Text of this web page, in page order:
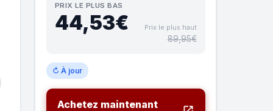
PRIX LE PLUS BAS
44,53€ Prix le plus haut
89,95€
↻ À jour
Achetez maintenant